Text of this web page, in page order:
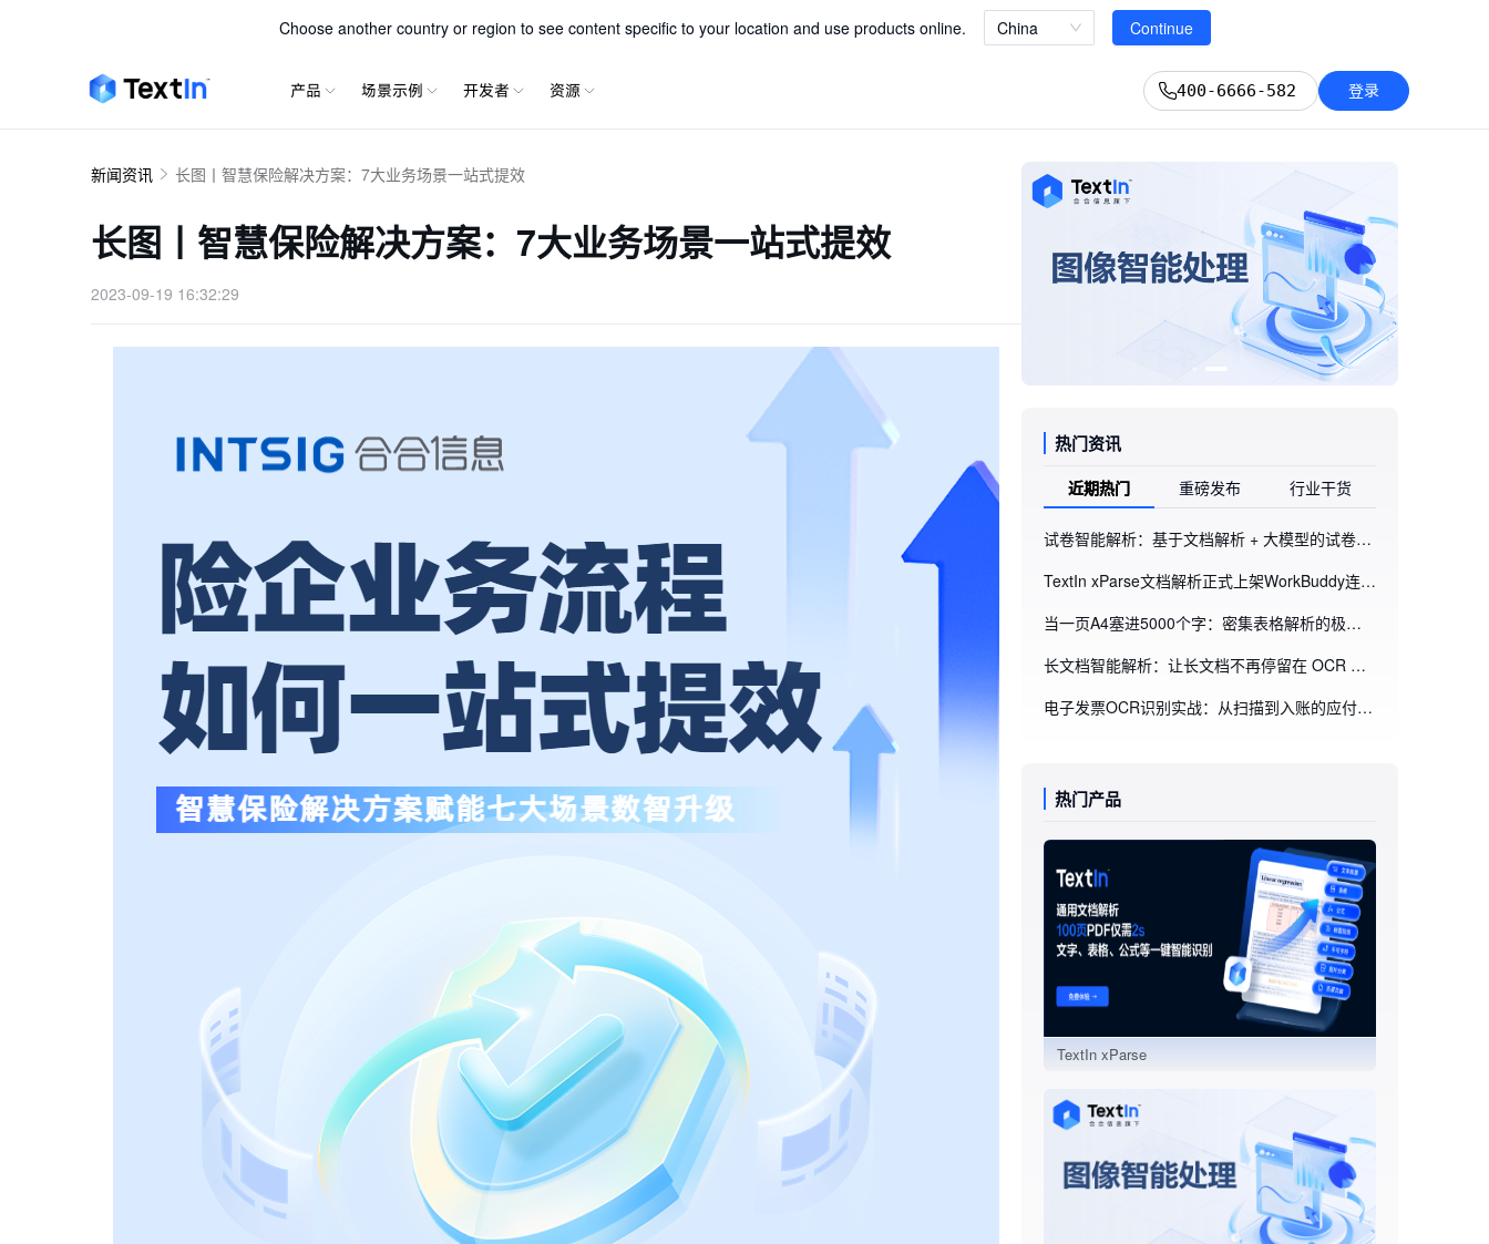
Choose another country or region to see content specific to your location and use products online. China Continue
TextIn xParse一站式解析文字、表格、公式等内容 立即查看
产品 场景示例 开发者 资源 400-6666-582 登录
新闻资讯 长图丨智慧保险解决方案：7大业务场景一站式提效
长图丨智慧保险解决方案：7大业务场景一站式提效
2023-09-19 16:32:29
热门资讯
近期热门 重磅发布 行业干货
试卷智能解析：基于文档解析 + 大模型的试卷抽取搭建思路（附GitHub项目地址）
TextIn xParse文档解析正式上架WorkBuddy连接器！WorkBuddy能“读懂”你的每一份文档了
当一页A4塞进5000个字：密集表格解析的极限挑战
长文档智能解析：让长文档不再停留在 OCR 文本层，而是进入可消费的数据层（附GitHub项目地址）
电子发票OCR识别实战：从扫描到入账的应付账款自动化方案
热门产品
TextIn xParse